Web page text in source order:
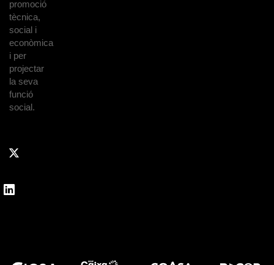
promoció
tècnica,
social i
econòmica
i per
projectar
la seva
funció
social.